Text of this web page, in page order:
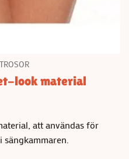
TROSOR
look material
att användas för
sängkammaren.